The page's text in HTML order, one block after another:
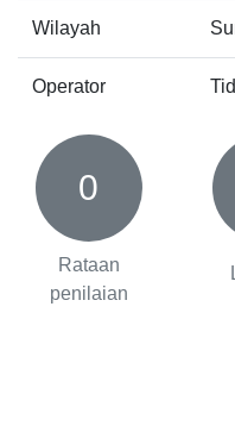
Wilayah
Operator
0
Rataan
penilaian